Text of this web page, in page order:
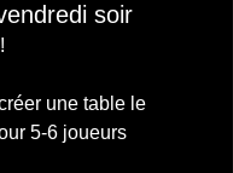
soir
une table le
5-6 joueurs